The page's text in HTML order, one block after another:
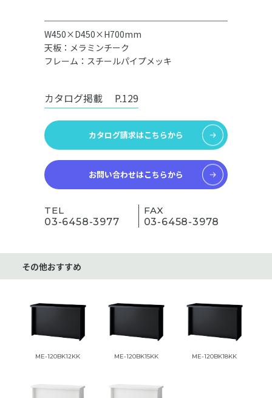
W450×D450×H700mm
天板：メラミンチーク
フレーム：スチールパイプメッキ
カタログ掲載 P.129
カタログ請求はこちらから
お問い合わせはこちらから
TEL
03-6458-3977
FAX
03-6458-3978
その他おすすめ
ME-120BK12KK ME-120BK15KK ME-120BK18KK